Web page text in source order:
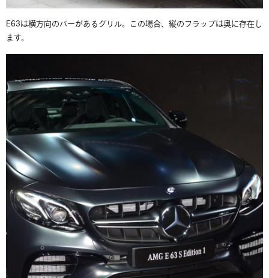
E63は横方向のバーがあるグリル。この場合、縦のフラップは奥に存在し
ます。